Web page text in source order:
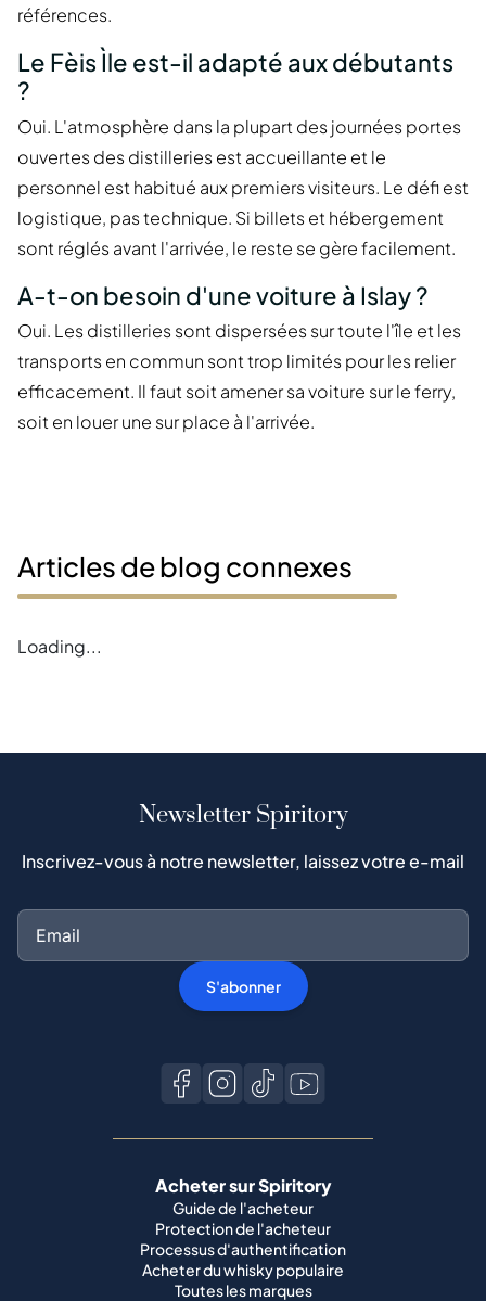
références.
Le Fèis Ìle est-il adapté aux débutants
?
Oui. L'atmosphère dans la plupart des journées portes
ouvertes des distilleries est accueillante et le
personnel est habitué aux premiers visiteurs. Le défi est
logistique, pas technique. Si billets et hébergement
sont réglés avant l'arrivée, le reste se gère facilement.
A-t-on besoin d'une voiture à Islay ?
Oui. Les distilleries sont dispersées sur toute l'île et les
transports en commun sont trop limités pour les relier
efficacement. Il faut soit amener sa voiture sur le ferry,
soit en louer une sur place à l'arrivée.
Articles de blog connexes
Loading...
Newsletter Spiritory
Inscrivez-vous à notre newsletter, laissez votre e-mail
S'abonner
Acheter sur Spiritory
Guide de l'acheteur
Protection de l'acheteur
Processus d'authentification
Acheter du whisky populaire
Toutes les marques